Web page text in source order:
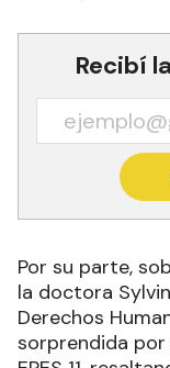
Recibí
Por su parte,
la doctora
Derechos
sorprendida